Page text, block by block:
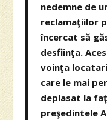
nedemne de
reclamaţiilor
încercat să
desfiinţa.
voinţa
care le mai
deplasat la
preşedintele